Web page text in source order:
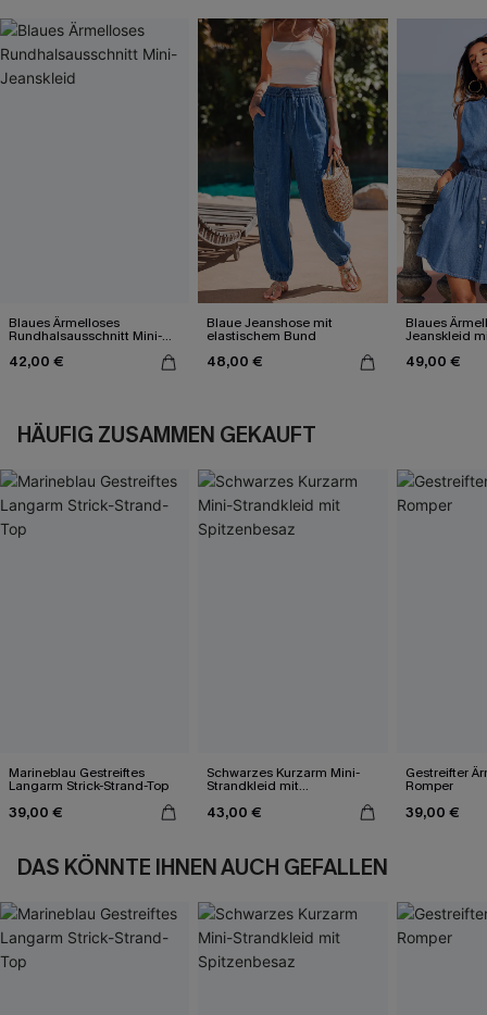
Blaues Ärmelloses
Rundhalsausschnitt Mini-
42,00 €
Blaue Jeanshose mit
elastischem Bund
48,00 €
Blaues
Jeanskleid
49,00 €
HÄUFIG ZUSAMMEN GEKAUFT
Marineblau Gestreiftes
Langarm Strick-Strand-Top
39,00 €
Schwarzes Kurzarm Mini-
Strandkleid mit
43,00 €
Gestreifter
Romper
39,00 €
DAS KÖNNTE IHNEN AUCH GEFALLEN